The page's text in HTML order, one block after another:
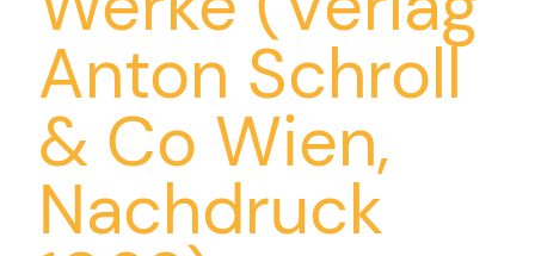
Anton Schroll
& Co Wien,
Nachdruck